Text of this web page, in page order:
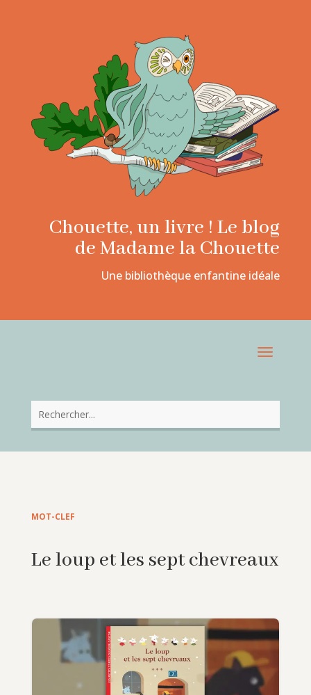
Chouette, un livre ! Le blog
de Madame la Chouette
Une bibliothèque enfantine idéale
MOT-CLEF
Le loup et les sept chevreaux